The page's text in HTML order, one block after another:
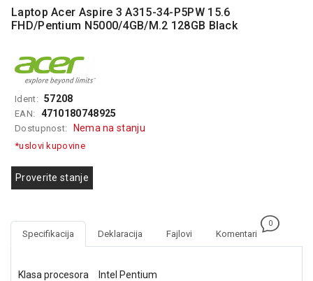
RAČUNARSKE
KOMPONENTE
PERIFERIJE
EELEKTRO
ZAŠTITA
SISTEMI
FOTOKOPIRI
Laptop Acer Aspire 3 A315-34-P5PW 15.6
FHD/Pentium N5000/4GB/M.2 128GB Black
Ident: 57208
EAN: 4710180748925
Dostupnost: Nema na stanju
*uslovi kupovine
Proverite stanje
Specifikacija Deklaracija Fajlovi Komentari
0
Klasa procesora
Intel Pentium